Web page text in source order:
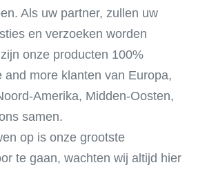
Als uw partner, zullen uw
en verzoeken worden
onze producten 100%
and more klanten van Europa,
Amerika, Midden-Oosten,
samen.
op is onze grootste
te gaan, wachten wij altijd hier